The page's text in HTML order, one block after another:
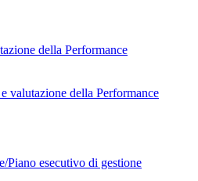
della Performance
valutazione della Performance
Piano esecutivo di gestione